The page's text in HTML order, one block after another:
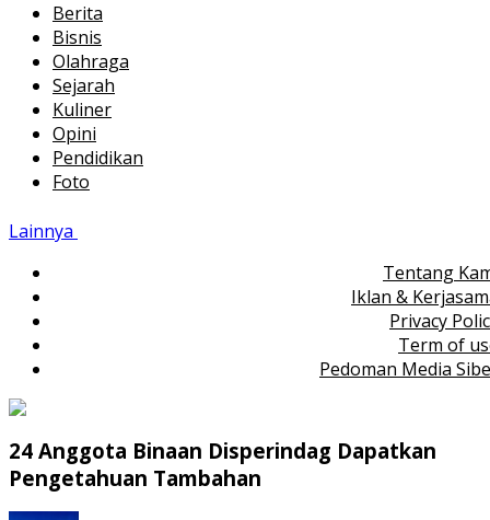
Berita
Bisnis
Olahraga
Sejarah
Kuliner
Opini
Pendidikan
Foto
Lainnya
Tentang
Iklan &
Privacy
Term of
Pedoman Media
24 Anggota Binaan Disperindag Dapatkan
Pengetahuan Tambahan